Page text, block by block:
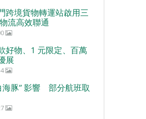
跨境貨物轉運站啟用三
流高效聯通
好物、1 元限定、百萬
展
海豚” 影響 部分航班取